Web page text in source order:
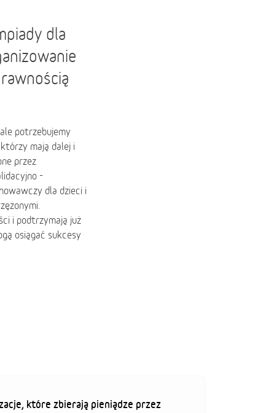
dla
potrzebujemy
mają dalej i
przez
-
dla dzieci i
i podtrzymają już
osiągać sukcesy
które zbierają pieniądze przez